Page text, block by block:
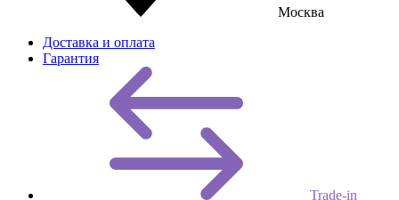
Москва
Доставка и оплата
Гарантия
Trade-in